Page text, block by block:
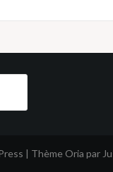
| Thème Oria par